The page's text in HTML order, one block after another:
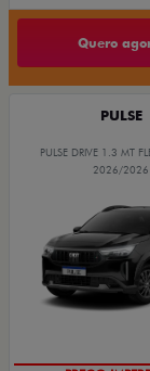
Quero
PULSE
PULSE DRIVE 1.3 MT
2026/2026